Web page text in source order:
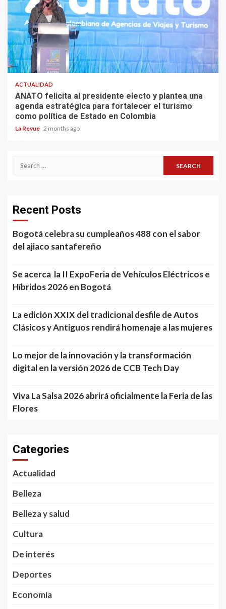
ACTUALIDAD
ANATO felicita al presidente electo y plantea una
agenda estratégica para fortalecer el turismo
como política de Estado en Colombia
La Revue 2 months ago
Search
Recent Posts
Bogotá celebra su cumpleaños 488 con el sabor
del ajiaco santafereño
Se acerca la II ExpoFeria de Vehículos Eléctricos e
Híbridos 2026 en Bogotá
La edición XXIX del tradicional desfile de Autos
Clásicos y Antiguos rendirá homenaje a las mujeres
Lo mejor de la innovación y la transformación
digital en la versión 2026 de CCB Tech Day
Viva La Salsa 2026 abrirá oficialmente la Feria de las
Flores
Categories
Actualidad
Belleza
Belleza y salud
Cultura
De interés
Deportes
Economía